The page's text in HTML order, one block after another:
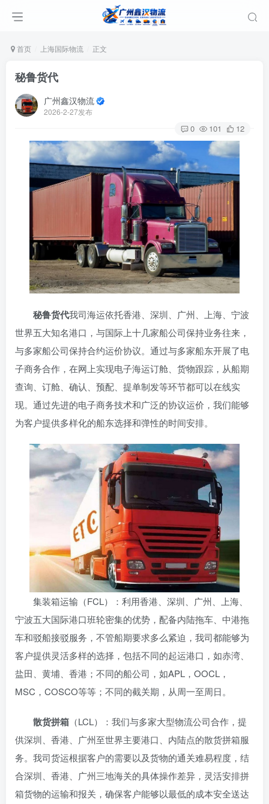
首页 上海国际物流 正文
秘鲁货代
广州鑫汉物流
2026-2-27发布
0 101 12
秘鲁货代我司海运依托香港、深圳、广州、上海、宁波
世界五大知名港口，与国际上十几家船公司保持业务往来，
与多家船公司保持合约运价协议。通过与多家船东开展了电
子商务合作，在网上实现电子海运订舱、货物跟踪，从船期
查询、订舱、确认、预配、提单制发等环节都可以在线实
现。通过先进的电子商务技术和广泛的协议运价，我们能够
为客户提供多样化的船东选择和弹性的时间安排。
集装箱运输（FCL）：利用香港、深圳、广州、上海、
宁波五大国际港口班轮密集的优势，配备内陆拖车、中港拖
车和驳船接驳服务，不管船期要求多么紧迫，我司都能够为
客户提供灵活多样的选择，包括不同的起运港口，如赤湾、
盐田、黄埔、香港；不同的船公司，如APL，OOCL，
MSC，COSCO等等；不同的截关期，从周一至周日。
散货拼箱 （LCL）：我们与多家大型物流公司合作，提
供深圳、香港、广州至世界主要港口、内陆点的散货拼箱服
务。我司货运根据客户的需要以及货物的通关难易程度，结
合深圳、香港、广州三地海关的具体操作差异，灵活安排拼
箱货物的运输和报关，确保客户能够以最低的成本安全送达